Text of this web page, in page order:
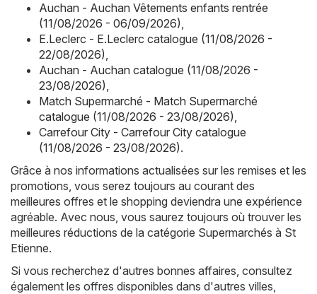
Auchan - Auchan Vêtements enfants rentrée
(11/08/2026 - 06/09/2026),
E.Leclerc - E.Leclerc catalogue (11/08/2026 -
22/08/2026),
Auchan - Auchan catalogue (11/08/2026 -
23/08/2026),
Match Supermarché - Match Supermarché
catalogue (11/08/2026 - 23/08/2026),
Carrefour City - Carrefour City catalogue
(11/08/2026 - 23/08/2026).
Grâce à nos informations actualisées sur les remises et les
promotions, vous serez toujours au courant des
meilleures offres et le shopping deviendra une expérience
agréable. Avec nous, vous saurez toujours où trouver les
meilleures réductions de la catégorie Supermarchés à St
Etienne.
Si vous recherchez d'autres bonnes affaires, consultez
également les offres disponibles dans d'autres villes,